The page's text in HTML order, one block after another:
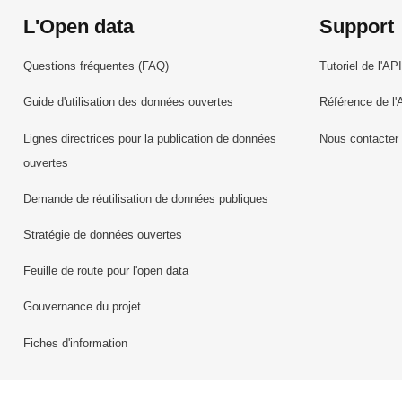
L'Open data
Questions fréquentes (FAQ)
Guide d'utilisation des données ouvertes
Lignes directrices pour la publication de données
ouvertes
Demande de réutilisation de données publiques
Stratégie de données ouvertes
Feuille de route pour l'open data
Gouvernance du projet
Fiches d'information
Support
Tutoriel de l'API
Référence de
Nous contacter